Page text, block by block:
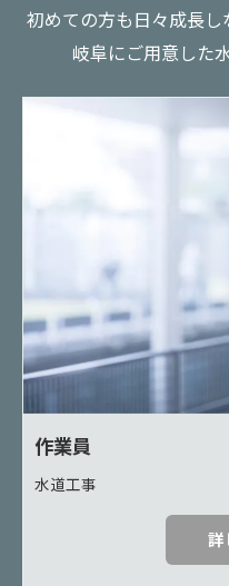
初めての方も日々成長
岐阜にご用意した
作業員
水道工事
詳